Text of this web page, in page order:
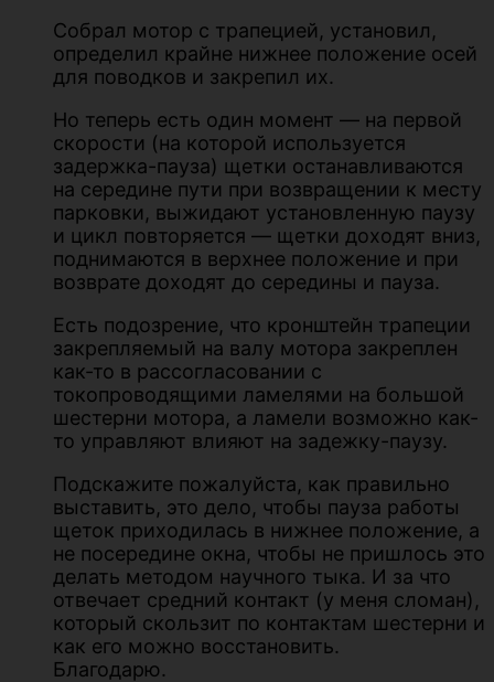
Собрал мотор с трапецией, установил,
определил крайне нижнее положение осей
для поводков и закрепил их.
Но теперь есть один момент — на первой
скорости (на которой используется
задержка-пауза) щетки останавливаются
на середине пути при возвращении к месту
парковки, выжидают установленную паузу
и цикл повторяется — щетки доходят вниз,
поднимаются в верхнее положение и при
возврате доходят до середины и пауза.
Есть подозрение, что кронштейн трапеции
закрепляемый на валу мотора закреплен
как-то в рассогласовании с
токопроводящими ламелями на большой
шестерни мотора, а ламели возможно как-
то управляют влияют на задежку-паузу.
Подскажите пожалуйста, как правильно
выставить, это дело, чтобы пауза работы
щеток приходилась в нижнее положение, а
не посередине окна, чтобы не пришлось это
делать методом научного тыка. И за что
отвечает средний контакт (у меня сломан),
который скользит по контактам шестерни и
как его можно восстановить.
Благодарю.